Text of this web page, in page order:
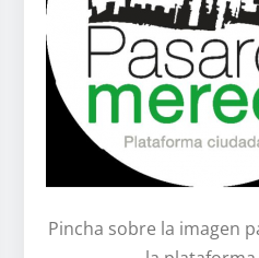
Pincha sobre la imagen